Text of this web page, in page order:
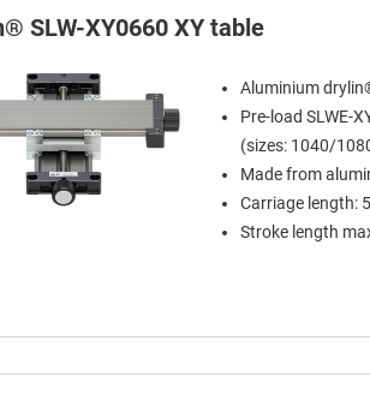
SLW-XY0660 XY table
Aluminium
Pre-load SLWE-
(sizes: 1040/
Made from
Carriage length:
Stroke length